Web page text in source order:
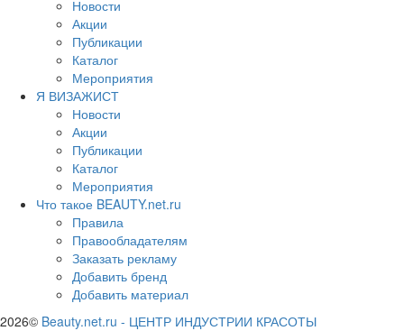
Новости
Акции
Публикации
Каталог
Мероприятия
Я ВИЗАЖИСТ
Новости
Акции
Публикации
Каталог
Мероприятия
Что такое BEAUTY.net.ru
Правила
Правообладателям
Заказать рекламу
Добавить бренд
Добавить материал
2026© Beauty.net.ru - ЦЕНТР ИНДУСТРИИ КРАСОТЫ